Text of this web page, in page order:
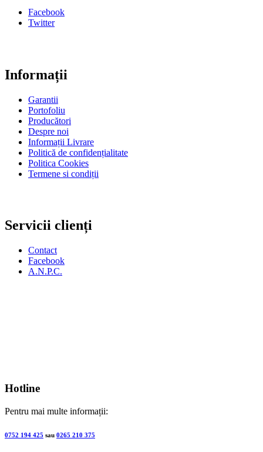
Facebook
Twitter
Informații
Garantii
Portofoliu
Producători
Despre noi
Informații Livrare
Politică de confidențialitate
Politica Cookies
Termene si condiții
Servicii clienți
Contact
Facebook
A.N.P.C.
Hotline
Pentru mai multe informații:
0752 194 425 sau 0265 210 375